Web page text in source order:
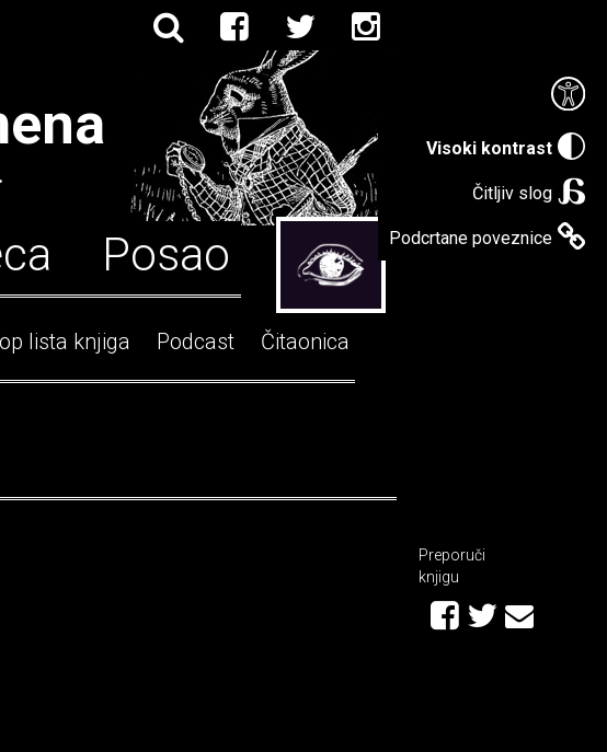
Visoki kontrast
Čitljiv slog
Podcrtane poveznice
Posao
lista knjiga Podcast Čitaonica
Preporuči
knjigu